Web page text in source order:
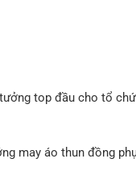
top đầu cho tổ
may áo thun đồng